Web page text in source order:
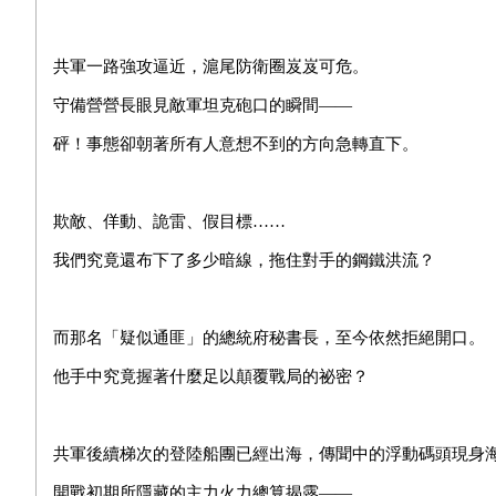
共軍一路強攻逼近，滬尾防衛圈岌岌可危。
守備營營長眼見敵軍坦克砲口的瞬間——
砰！事態卻朝著所有人意想不到的方向急轉直下。
欺敵、佯動、詭雷、假目標……
我們究竟還布下了多少暗線，拖住對手的鋼鐵洪流？
而那名「疑似通匪」的總統府秘書長，至今依然拒絕開口。
他手中究竟握著什麼足以顛覆戰局的祕密？
共軍後續梯次的登陸船團已經出海，傳聞中的浮動碼頭現身